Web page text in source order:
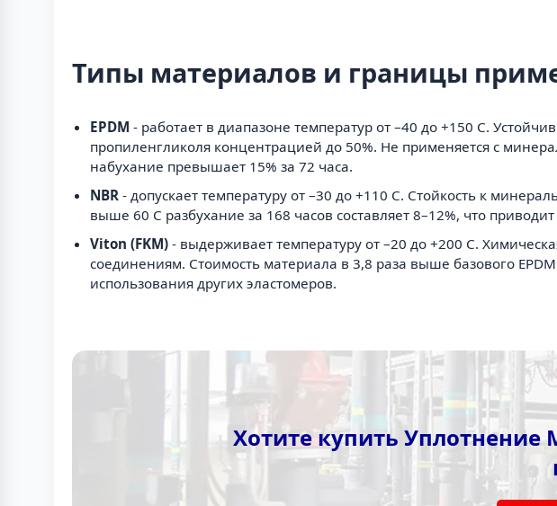
Типы материалов и границы
EPDM - работает в диапазоне температур от –40 до +150 С.
пропиленгликоля концентрацией до 50%. Не применяется с
набухание превышает 15% за 72 часа.
NBR - допускает температуру от –30 до +110 С. Стойкость к
выше 60 С разбухание за 168 часов составляет 8–12%, что
Viton (FKM) - выдерживает температуру от –20 до +200 С.
соединениям. Стоимость материала в 3,8 раза выше базового
использования других эластомеров.
Хотите купить Уплотнение